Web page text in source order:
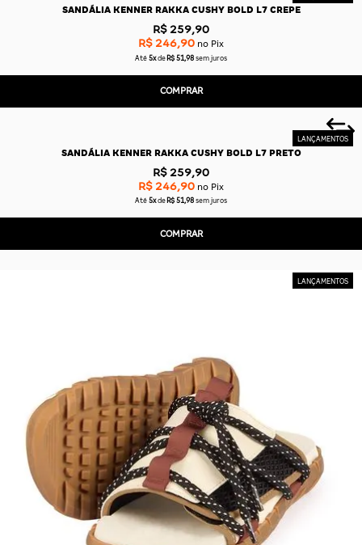
SANDÁLIA KENNER RAKKA CUSHY BOLD L7 CREPE
R$ 259,90
R$ 246,90 no Pix
Até 5x de R$ 51,98 sem juros
COMPRAR
SANDÁLIA KENNER RAKKA CUSHY BOLD L7 PRETO
R$ 259,90
R$ 246,90 no Pix
Até 5x de R$ 51,98 sem juros
COMPRAR